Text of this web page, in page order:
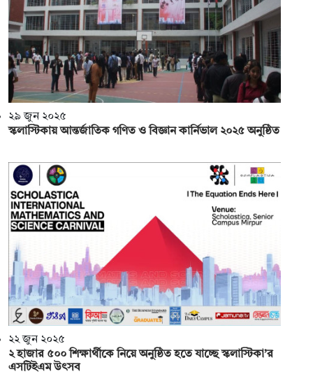
২৯ জুন ২০২৫
স্কলাস্টিকায় আন্তর্জাতিক গণিত ও বিজ্ঞান কার্নিভাল ২০২৫ অনুষ্ঠিত
২২ জুন ২০২৫
২ হাজার ৫০০ শিক্ষার্থীকে নিয়ে অনুষ্ঠিত হতে যাচ্ছে স্কলাস্টিকা’র
এসটিইএম উৎসব